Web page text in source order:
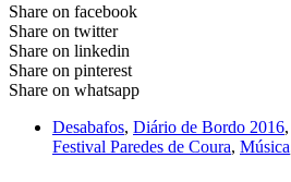
Share on facebook
Share on twitter
Share on linkedin
Share on pinterest
Share on whatsapp
Desabafos, Diário de Bordo 2016,
Festival Paredes de Coura, Música